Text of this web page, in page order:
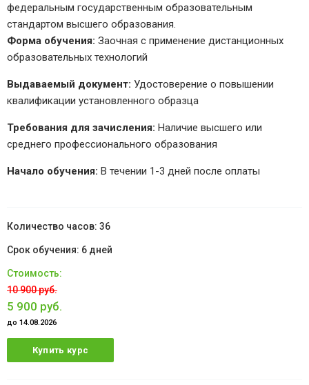
федеральным государственным образовательным
стандартом высшего образования.
Форма обучения: Заочная с применение дистанционных
образовательных технологий
Выдаваемый документ: Удостоверение о повышении
квалификации установленного образца
Требования для зачисления: Наличие высшего или
среднего профессионального образования
Начало обучения: В течении 1-3 дней после оплаты
36
6 дней
10 900 руб.
5 900 руб.
до 14.08.2026
Купить курс